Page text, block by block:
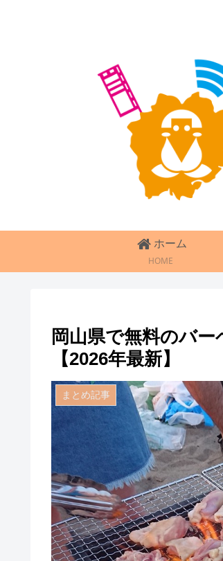
ホーム
HOME
岡山県で無料のバ
【2026年最新】
まとめ記事